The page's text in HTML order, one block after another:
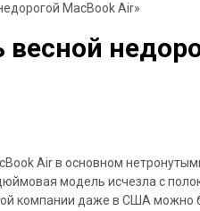
MacBook Air»
Air в основном
модель исчезла с
компании даже в США можно